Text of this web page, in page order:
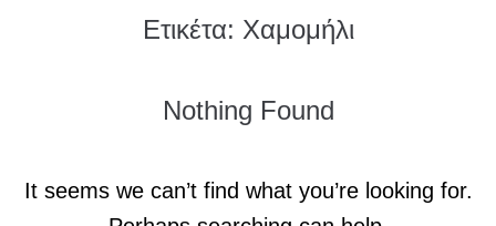
Επικοινωνία
Ετικέτα: Χαμομήλι
Nothing Found
It seems we can’t find what you’re looking for.